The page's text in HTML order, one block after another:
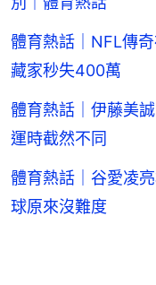
體育熱話｜NFL傳
藏家秒失400萬
體育熱話｜伊藤美
運時截然不同
體育熱話｜谷愛凌
球原來沒難度